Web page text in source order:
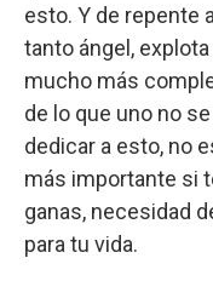
esto. Y de repente
tanto ángel,
mucho más
de lo que uno no
dedicar a esto, no
más importante si
ganas, necesidad
para tu vida.